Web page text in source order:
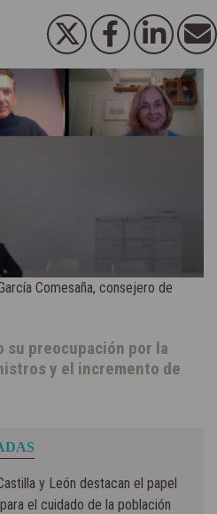
Comesaña, consejero de
su preocupación por la
y el incremento de
y León destacan el papel
el cuidado de la población